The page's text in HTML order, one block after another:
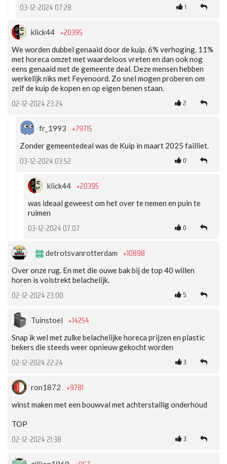
03-12-2024 07:28 1
klick44 +20395
We worden dubbel genaaid door de kuip. 6% verhoging. 11%
met horeca omzet met waardeloos vreten en dan ook nog
eens genaaid met de gemeente deal. Deze mensen hebben
werkelijk niks met Feyenoord. Zo snel mogen proberen om
zelf de kuip de kopen en op eigen benen staan.
02-12-2024 23:24 2
fr_1993 +79715
Zonder gemeentedeal was de Kuip in maart 2025 failliet.
03-12-2024 03:52 0
klick44 +20395
was ideaal geweest om het over te nemen en puin te
ruimen
03-12-2024 07:07 0
detrotsvanrotterdam +10898
Over onze rug. En met die ouwe bak bij de top 40 willen
horen is volstrekt belachelijk.
02-12-2024 23:00 5
Tuinstoel +14254
Snap ik wel met zulke belachelijke horeca prijzen en plastic
bekers die steeds weer opnieuw gekocht worden
02-12-2024 22:24 3
ron1872 +9781
winst maken met een bouwval met achterstallig onderhoud
TOP
02-12-2024 21:38 3